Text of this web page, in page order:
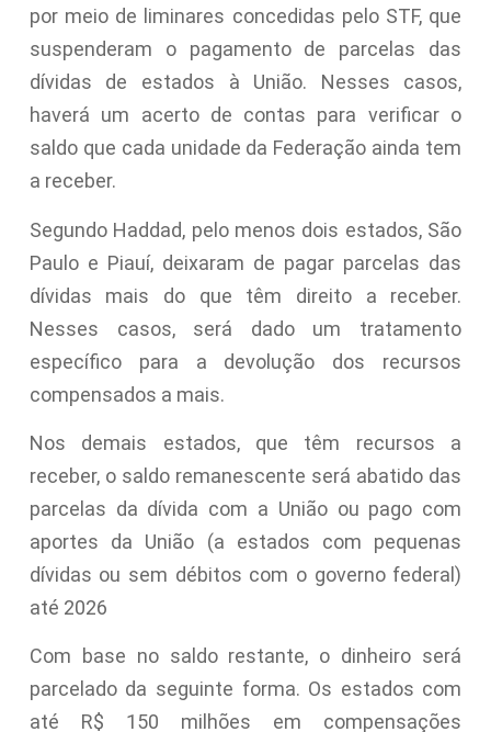
por meio de liminares concedidas pelo STF, que
suspenderam o pagamento de parcelas das
dívidas de estados à União. Nesses casos,
haverá um acerto de contas para verificar o
saldo que cada unidade da Federação ainda tem
a receber.
Segundo Haddad, pelo menos dois estados, São
Paulo e Piauí, deixaram de pagar parcelas das
dívidas mais do que têm direito a receber.
Nesses casos, será dado um tratamento
específico para a devolução dos recursos
compensados a mais.
Nos demais estados, que têm recursos a
receber, o saldo remanescente será abatido das
parcelas da dívida com a União ou pago com
aportes da União (a estados com pequenas
dívidas ou sem débitos com o governo federal)
até 2026
Com base no saldo restante, o dinheiro será
parcelado da seguinte forma. Os estados com
até R$ 150 milhões em compensações